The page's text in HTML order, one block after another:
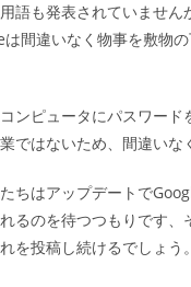
語も発表されていません
間違いなく物事を敷物
ンピュータにパスワード
ではないため、間違いな
ちはアップデートで
るのを待つつもりです、
を投稿し続けるでしょう。